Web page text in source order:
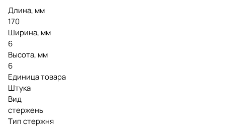
Длина, мм
170
Ширина, мм
6
Высота, мм
6
Единица товара
Штука
Вид
стержень
Тип стержня